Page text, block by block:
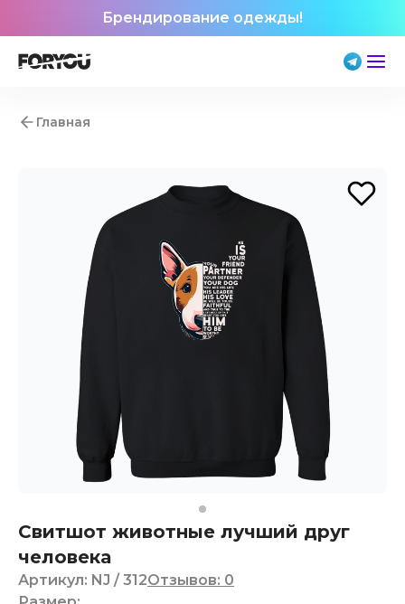
Брендирование одежды!
Главная
Свитшот животные лучший друг
человека
Артикул: NJ / 312Отзывов: 0